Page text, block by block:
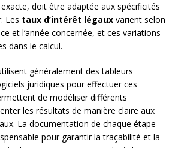
doit être adaptée aux spécificités
Les taux d’intérêt légaux varient selon
et l’année concernée, et ces variations
dans le calcul.
généralement des tableurs
juridiques pour effectuer ces
de modéliser différents
les résultats de manière claire aux
La documentation de chaque étape
pour garantir la traçabilité et la